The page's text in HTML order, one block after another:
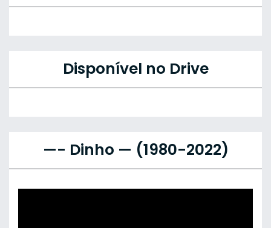
Disponível no Drive
—- Dinho — (1980-2022)